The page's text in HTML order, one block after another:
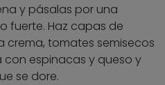
y pásalas por una
fuerte. Haz capas de
crema, tomates semisecos
con espinacas y queso y
se dore.